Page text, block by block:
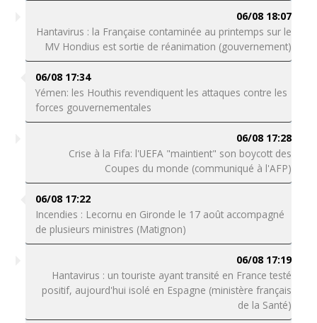
06/08 18:07
Hantavirus : la Française contaminée au printemps sur le
MV Hondius est sortie de réanimation (gouvernement)
06/08 17:34
Yémen: les Houthis revendiquent les attaques contre les
forces gouvernementales
06/08 17:28
Crise à la Fifa: l'UEFA "maintient" son boycott des
Coupes du monde (communiqué à l'AFP)
06/08 17:22
Incendies : Lecornu en Gironde le 17 août accompagné
de plusieurs ministres (Matignon)
06/08 17:19
Hantavirus : un touriste ayant transité en France testé
positif, aujourd'hui isolé en Espagne (ministère français
de la Santé)